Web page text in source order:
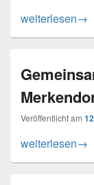
Seit
weiterlesen→
Veröffentlicht am
weiterlesen→